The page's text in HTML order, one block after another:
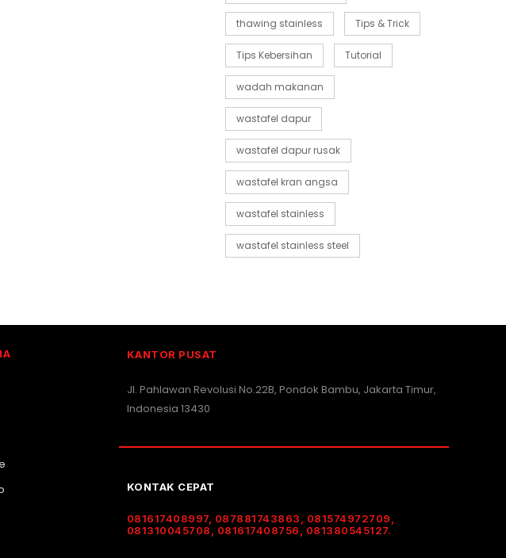
thawing stainless Tips & Trick
Tips Kebersihan Tutorial
wadah makanan
wastafel dapur
wastafel dapur rusak
wastafel kran angsa
wastafel stainless
wastafel stainless steel
KANTOR PUSAT
Jl. Pahlawan Revolusi No.22B, Pondok Bambu, Jakarta Timur,
Indonesia 13430
KONTAK CEPAT
081617408997, 087881743863, 081574972709,
081310045708, 081617408756, 081380545127.